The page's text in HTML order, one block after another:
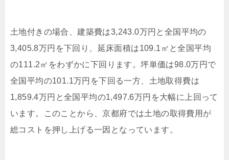
土地付きの場合、建築費は3,243.0万円と全国平均の
3,405.8万円を下回り、延床面積は109.1㎡と全国平均
の111.2㎡をわずかに下回ります。坪単価は98.0万円で
全国平均の101.1万円を下回る一方、土地取得費は
1,859.4万円と全国平均の1,497.6万円を大幅に上回って
います。このことから、京都府では土地の取得費用が
総コストを押し上げる一因となっています。